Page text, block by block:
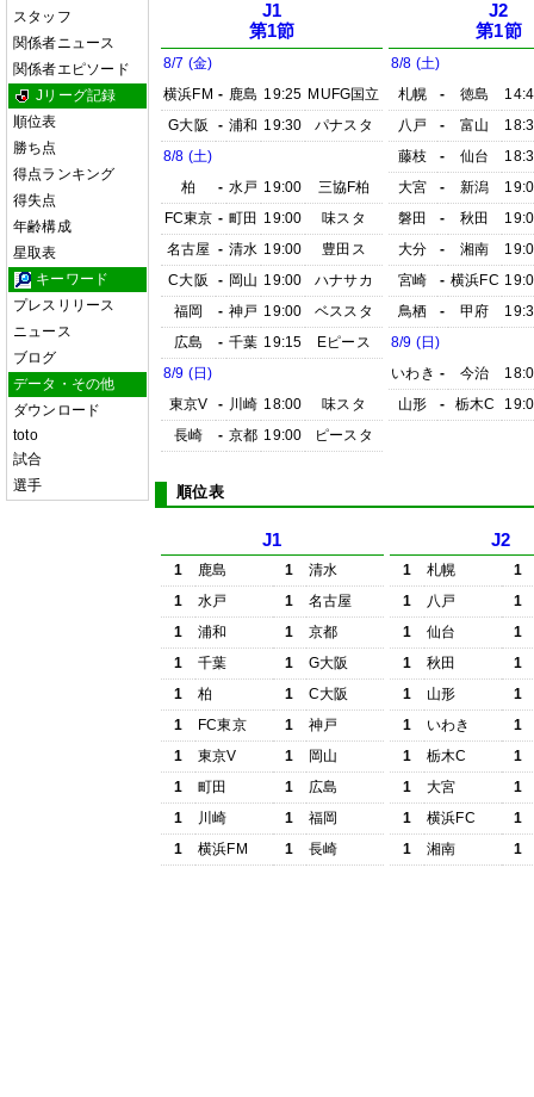
スタッフ
関係者ニュース
関係者エピソード
Jリーグ記録
順位表
勝ち点
得点ランキング
得失点
年齢構成
星取表
キーワード
プレスリリース
ニュース
ブログ
データ・その他
ダウンロード
toto
試合
選手
J1
第1節
8/7 (金)
横浜FM - 鹿島 19:25 MUFG国立
G大阪
- 浦和 19:30
パナスタ
8/8 (土)
柏
- 水戸 19:00
三協F柏
FC東京 - 町田 19:00
味スタ
名古屋 - 清水 19:00
豊田ス
C大阪
- 岡山 19:00
ハナサカ
福岡
- 神戸 19:00
ベススタ
広島
- 千葉 19:15
Eピース
8/9 (日)
東京V
- 川崎 18:00
味スタ
長崎
- 京都 19:00 ピースタ
J2
第1節
8/8 (土)
札幌
- 徳島
八戸
- 富山
藤枝
- 仙台
大宮
- 新潟
磐田
- 秋田
大分
- 湘南
宮崎
- 横浜FC
鳥栖
- 甲府
8/9 (日)
いわき - 今治
山形
- 栃木C
順位表
J1
1 鹿島 1
清水
1
水戸 1
名古屋
1
浦和 1
京都
1
千葉 1
G大阪
1
柏 1
C大阪
1
FC東京 1
神戸
1
東京V 1
岡山
1
町田 1
広島
1
川崎 1
福岡
1
横浜FM 1 長崎
J2
1 札幌
1
1
八戸
1
1
仙台
1
1
秋田
1
1
山形
1
1
いわき
1
1
栃木C
1
1
大宮
1
1
横浜FC
1
1
湘南 1